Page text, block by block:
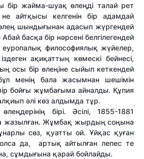
бір жайма-шуақ өлеңді талай рет
айтқысы келгенін бір адамдай
өлең шындығынан адасып жүргендей
басқа бір нәрсені белгілегендей
еуропалық философиялық жүйелер,
ақиқаттың көмескі бейнесі,
осы бір өлеңіне сыйып кеткендей
менің бала жасымнан шешімін
бойғы жұмбағыма айналды. Құпия
әлі көз алдымда тұр.
бірі. Әсілі, 1855-1881
жазылған. Жұмбақ жырдың соңына
сөз, қуатты ой. Ұйқас қуған
да, артық айтылған лепес те
сұмдығына қарай бойлайды.